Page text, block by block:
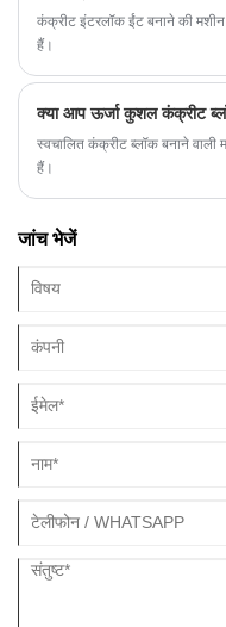
कंक्रीट इंटरलॉक ईंट बनाने की मशीन
हैं।
क्या आप ऊर्जा कुशल कंक्रीट
स्वचालित कंक्रीट ब्लॉक बनाने
हैं।
जांच भेजें